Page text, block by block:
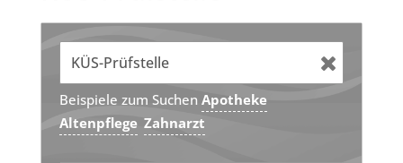
Beispiele zum Suchen Apotheke
Altenpflege Zahnarzt